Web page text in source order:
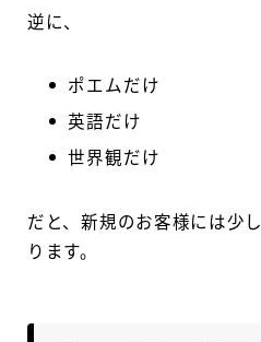
逆に、
ポエムだけ
英語だけ
世界観だけ
だと、新規のお客様には少
ります。